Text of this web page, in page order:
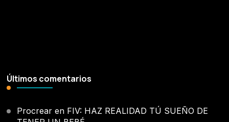
Últimos comentarios
Procrear en FIV: HAZ REALIDAD TÚ SUEÑO DE